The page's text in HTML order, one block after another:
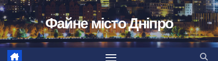
Перейти
до
вмісту
Файне місто Дніпро